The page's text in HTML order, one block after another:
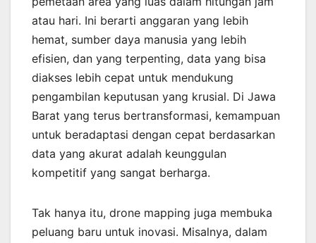
atau hari. Ini berarti anggaran yang lebih
hemat, sumber daya manusia yang lebih
efisien, dan yang terpenting, data yang bisa
diakses lebih cepat untuk mendukung
pengambilan keputusan yang krusial. Di Jawa
Barat yang terus bertransformasi, kemampuan
untuk beradaptasi dengan cepat berdasarkan
data yang akurat adalah keunggulan
kompetitif yang sangat berharga.
Tak hanya itu, drone mapping juga membuka
peluang baru untuk inovasi. Misalnya, dalam